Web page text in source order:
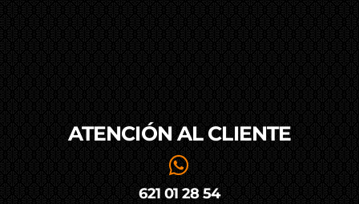
ATENCIÓN AL CLIENTE
621 01 28 54